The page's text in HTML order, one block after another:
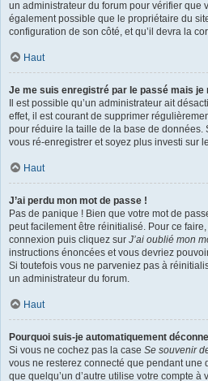
un administrateur du forum pour vérifier que
également possible que le propriétaire du
configuration de son côté, et qu’il devra la
Haut
Je me suis enregistré par le passé mais je
Il est possible qu’un administrateur ait
effet, il est courant de supprimer
pour réduire la taille de la base de données.
vous ré-enregistrer et soyez plus investi sur
Haut
J’ai perdu mon mot de passe !
Pas de panique ! Bien que votre mot de
peut facilement être réinitialisé. Pour ce
connexion puis cliquez sur J’ai oublié mon
instructions énoncées et vous devriez
Si toutefois vous ne parveniez pas à
un administrateur du forum.
Haut
Pourquoi suis-je automatiquement
Si vous ne cochez pas la case Se souvenir
vous ne resterez connecté que pendant une
que quelqu’un d’autre utilise votre compte à